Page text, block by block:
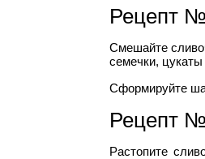
Рецепт
Смешайте
семечки,
Сформируйте
Рецепт
Растопите